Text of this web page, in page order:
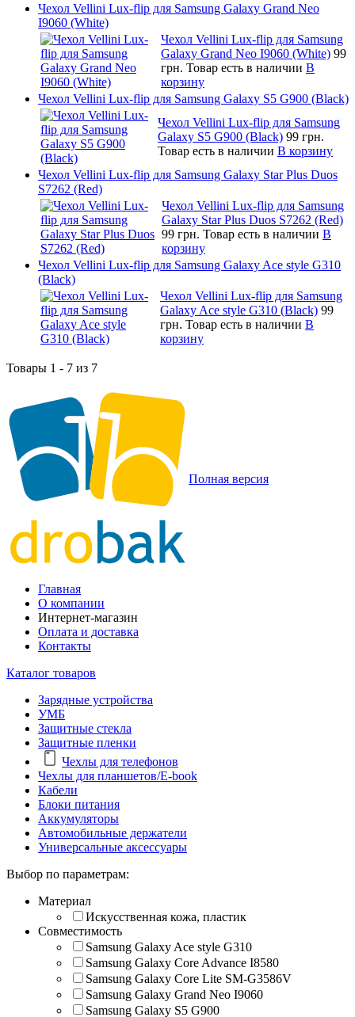
Чехол Vellini Lux-flip для Samsung Galaxy Grand Neo
I9060 (White)
Чехол Vellini Lux-flip для Samsung
Galaxy Grand Neo I9060 (White) 99
грн. Товар есть в наличии В
корзину
Чехол Vellini Lux-flip для Samsung Galaxy S5 G900 (Black)
Чехол Vellini Lux-flip для Samsung
Galaxy S5 G900 (Black) 99 грн.
Товар есть в наличии В корзину
Чехол Vellini Lux-flip для Samsung Galaxy Star Plus Duos
S7262 (Red)
Чехол Vellini Lux-flip для Samsung
Galaxy Star Plus Duos S7262 (Red)
99 грн. Товар есть в наличии В
корзину
Чехол Vellini Lux-flip для Samsung Galaxy Ace style G310
(Black)
Чехол Vellini Lux-flip для Samsung
Galaxy Ace style G310 (Black) 99
грн. Товар есть в наличии В
корзину
Товары 1 - 7 из 7
Полная версия
Главная
О компании
Интернет-магазин
Оплата и доставка
Контакты
Каталог товаров
Зарядные устройства
УМБ
Защитные стекла
Защитные пленки
Чехлы для телефонов
Чехлы для планшетов/E-book
Кабели
Блоки питания
Аккумуляторы
Автомобильные держатели
Универсальные аксессуары
Выбор по параметрам:
Материал
Искусственная кожа, пластик
Совместимость
Samsung Galaxy Ace style G310
Samsung Galaxy Core Advance I8580
Samsung Galaxy Core Lite SM-G3586V
Samsung Galaxy Grand Neo I9060
Samsung Galaxy S5 G900